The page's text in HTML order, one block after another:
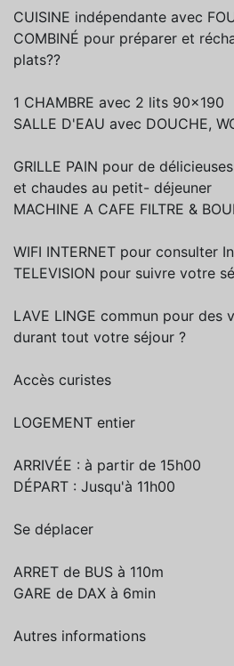
CUISINE indépendante avec
COMBINÉ pour préparer et
plats??
1 CHAMBRE avec 2 lits 90x190
SALLE D'EAU avec DOUCHE,
GRILLE PAIN pour de
et chaudes au petit- déjeuner
MACHINE A CAFE FILTRE &
WIFI INTERNET pour consulter
TELEVISION pour suivre votre
LAVE LINGE commun pour des
durant tout votre séjour ?
Accès curistes
LOGEMENT entier
ARRIVÉE : à partir de 15h00
DÉPART : Jusqu'à 11h00
Se déplacer
ARRET de BUS à 110m
GARE de DAX à 6min
Autres informations